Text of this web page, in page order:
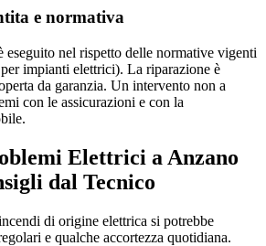
e normativa
eseguito nel rispetto delle normative vigenti
impianti elettrici). La riparazione è
da garanzia. Un intervento non a
con le assicurazioni e con la
Elettrici a Anzano
dal Tecnico
di origine elettrica si potrebbe
e qualche accortezza quotidiana.